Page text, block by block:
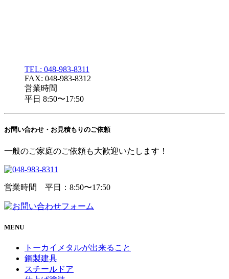
TEL: 048-983-8311
FAX: 048-983-8312
営業時間
平日 8:50〜17:50
お問い合わせ・ お見積もりのご依頼
一般のご家庭のご依頼も大歓迎いたします！
営業時間 平日：8:50〜17:50
MENU
トーカイメタルが出来ること
鋼製建具
スチールドア